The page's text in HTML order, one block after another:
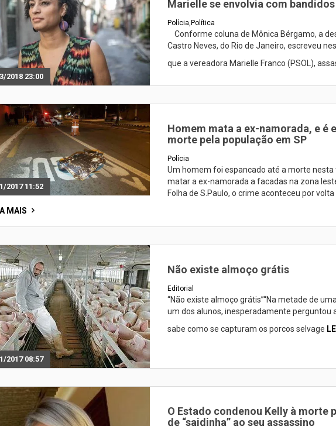
2018 23:00
Marielle se envolvia com
Polícia, Política
Conforme coluna de Mônica Bérgamo, a
Castro Neves, do Rio de Janeiro, escreveu
que a vereadora Marielle Franco (PSOL),
2017 11:52
Homem mata a ex-namorada, e é
morte pela população em SP
Polícia
Um homem foi espancado até a morte
matar a ex-namorada a facadas na zona
Folha de S.Paulo, o crime aconteceu por
MAIS
2017 08:57
Não existe almoço grátis
Editorial
“Não existe almoço grátis”“Na metade de
um dos alunos, inesperadamente perguntou
sabe como se capturam os porcos selvage
O Estado condenou Kelly à morte
de “saidinha” ao seu assassino